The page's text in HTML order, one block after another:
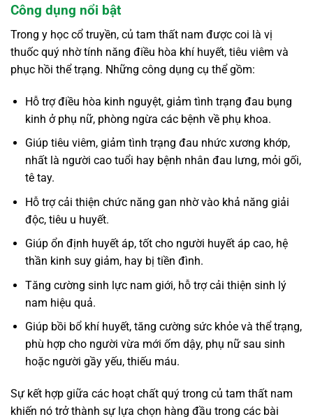
Công dụng nổi bật
Trong y học cổ truyền, củ tam thất nam được coi là vị
thuốc quý nhờ tính năng điều hòa khí huyết, tiêu viêm và
phục hồi thể trạng. Những công dụng cụ thể gồm:
Hỗ trợ điều hòa kinh nguyệt, giảm tình trạng đau bụng
kinh ở phụ nữ, phòng ngừa các bệnh về phụ khoa.
Giúp tiêu viêm, giảm tình trạng đau nhức xương khớp,
nhất là người cao tuổi hay bệnh nhân đau lưng, mỏi gối,
tê tay.
Hỗ trợ cải thiện chức năng gan nhờ vào khả năng giải
độc, tiêu u huyết.
Giúp ổn định huyết áp, tốt cho người huyết áp cao, hệ
thần kinh suy giảm, hay bị tiền đình.
Tăng cường sinh lực nam giới, hỗ trợ cải thiện sinh lý
nam hiệu quả.
Giúp bồi bổ khí huyết, tăng cường sức khỏe và thể trạng,
phù hợp cho người vừa mới ốm dậy, phụ nữ sau sinh
hoặc người gầy yếu, thiếu máu.
Sự kết hợp giữa các hoạt chất quý trong củ tam thất nam
khiến nó trở thành sự lựa chọn hàng đầu trong các bài